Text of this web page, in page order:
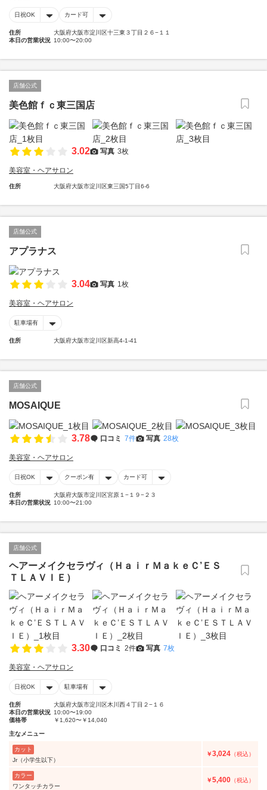
日祝OK カード可
住所
大阪府大阪市淀川区十三東３丁目２６−１１
本日の営業状況 10:00〜20:00
店舗公式
美色館ｆｃ東三国店
3.02 写真 3枚
美容室・ヘアサロン
住所 大阪府大阪市淀川区東三国5丁目6-6
店舗公式
アプラナス
3.04 写真 1枚
美容室・ヘアサロン
駐車場有
住所 大阪府大阪市淀川区新高4-1-41
店舗公式
MOSAIQUE
3.78 口コミ 7件 写真 28枚
美容室・ヘアサロン
日祝OK クーポン有 カード可
住所
大阪府大阪市淀川区宮原１−１９−２３
本日の営業状況 10:00〜21:00
店舗公式
ヘアーメイクセラヴィ（ＨａｉｒＭａｋｅＣ’ＥＳ
ＴＬＡＶＩＥ）
3.30 口コミ 2件 写真 7枚
美容室・ヘアサロン
日祝OK 駐車場有
住所
大阪府大阪市淀川区木川西４丁目２−１６
本日の営業状況 10:00〜19:00
価格帯
￥1,620〜￥14,040
主なメニュー
カット
Jr（小学生以下）
￥3,024 （税込）
カラー
ワンタッチカラー
￥5,400 （税込）